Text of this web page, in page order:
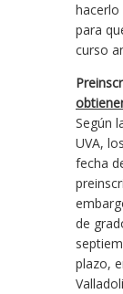
para
curso
Según
UVA,
fecha
de
plazo,